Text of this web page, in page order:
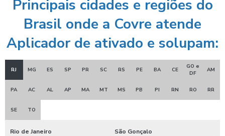
Ducha azul lava rápido
Ducha azul maquina
Ducha azul preço
Ducha rapida para carros
Economizador de banho para postos
Principais cidades e regiões do
Brasil onde a Covre atende
Aplicador de ativado e solupam:
RJ MG ES SP PR SC RS PE BA CE
GO e
DF
AM
PA AC AL AP MA MT MS PB PI RN RO RR
SE TO
Rio de Janeiro São Gonçalo